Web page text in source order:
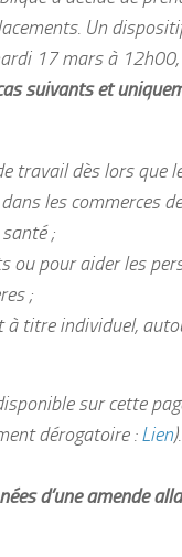
Un
17 mars à
suivants et
travail dès lors que
les commerces
;
ou pour aider les
;
à titre individuel,
sur cette
dérogatoire :Lien).
d’une amende